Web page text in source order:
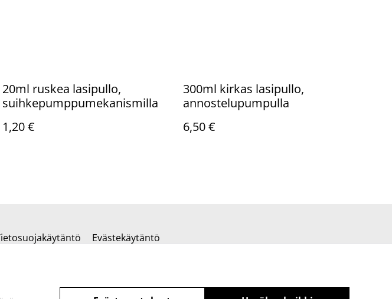
20ml ruskea lasipullo,
suihkepumppumekanismilla
1,20 €
300ml kirkas lasipullo,
annostelupumpulla
6,50 €
Evästekäytäntö